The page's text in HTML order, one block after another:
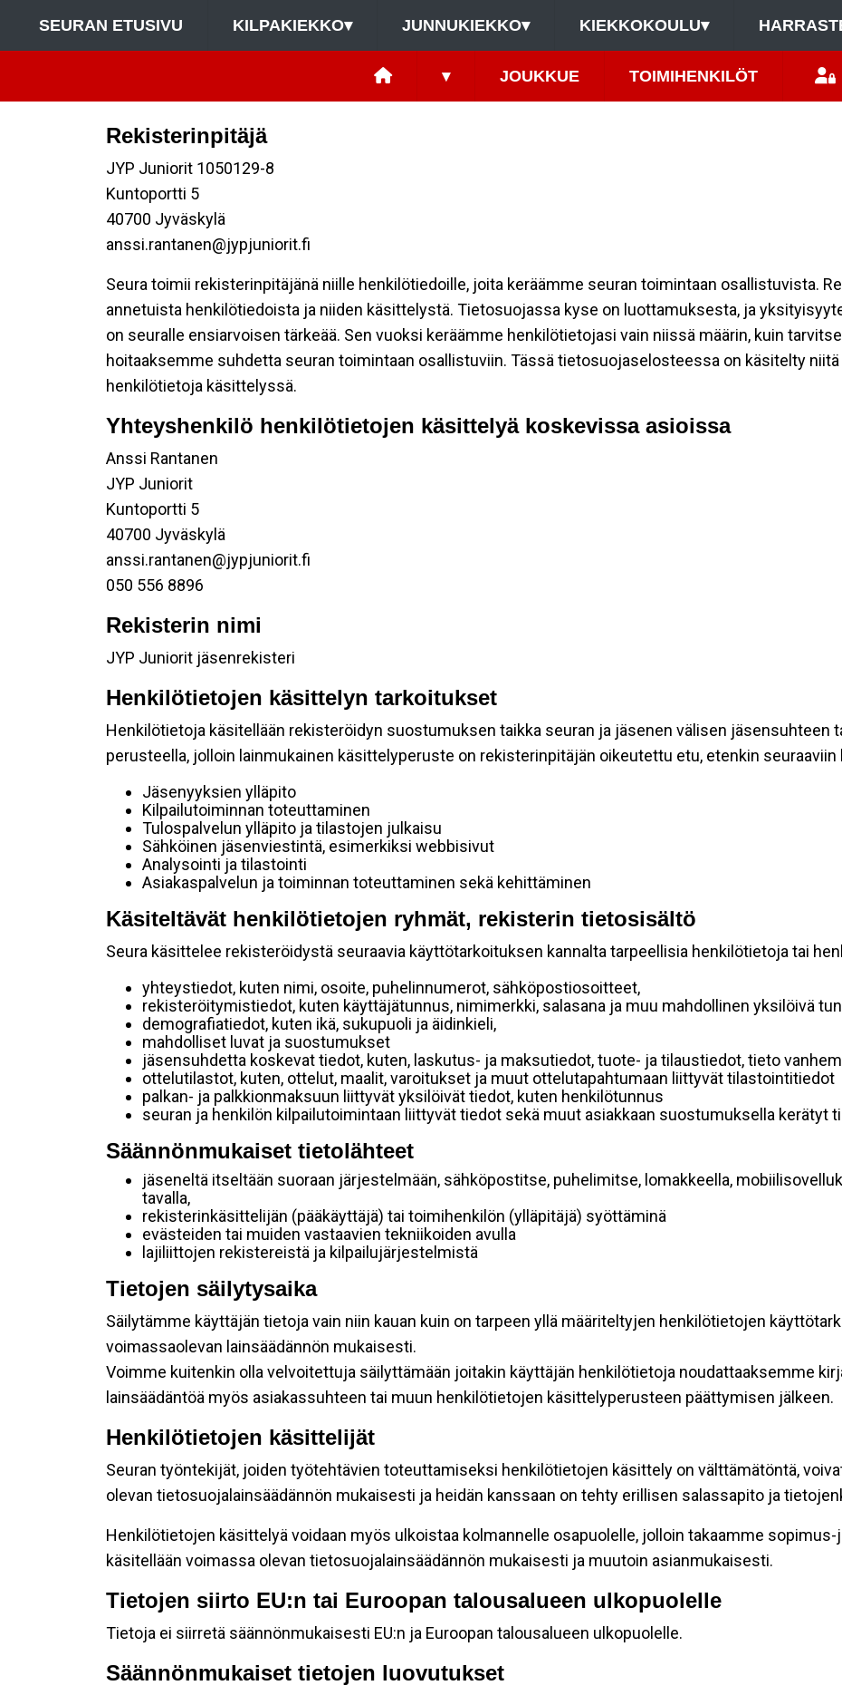
SEURAN ETUSIVU KILPAKIEKKO▾ JUNNUKIEKKO▾ KIEKKOKOULU▾
▾ JOUKKUE TOIMIHENKILÖT
Rekisterinpitäjä
JYP Juniorit 1050129-8
Kuntoportti 5
40700 Jyväskylä
anssi.rantanen@jypjuniorit.fi
Seura toimii rekisterinpitäjänä niille henkilötiedoille, joita keräämme seuran toimintaan osallistuvista.
annetuista henkilötiedoista ja niiden käsittelystä. Tietosuojassa kyse on luottamuksesta, ja
on seuralle ensiarvoisen tärkeää. Sen vuoksi keräämme henkilötietojasi vain niissä määrin, kuin
hoitaaksemme suhdetta seuran toimintaan osallistuviin. Tässä tietosuojaselosteessa on käsitelty
henkilötietoja käsittelyssä.
Yhteyshenkilö henkilötietojen käsittelyä koskevissa asioissa
Anssi Rantanen
JYP Juniorit
Kuntoportti 5
40700 Jyväskylä
anssi.rantanen@jypjuniorit.fi
050 556 8896
Rekisterin nimi
JYP Juniorit jäsenrekisteri
Henkilötietojen käsittelyn tarkoitukset
Henkilötietoja käsitellään rekisteröidyn suostumuksen taikka seuran ja jäsenen välisen jäsensuhteen
perusteella, jolloin lainmukainen käsittelyperuste on rekisterinpitäjän oikeutettu etu, etenkin
Jäsenyyksien ylläpito
Kilpailutoiminnan toteuttaminen
Tulospalvelun ylläpito ja tilastojen julkaisu
Sähköinen jäsenviestintä, esimerkiksi webbisivut
Analysointi ja tilastointi
Asiakaspalvelun ja toiminnan toteuttaminen sekä kehittäminen
Käsiteltävät henkilötietojen ryhmät, rekisterin tietosisältö
Seura käsittelee rekisteröidystä seuraavia käyttötarkoituksen kannalta tarpeellisia henkilötietoja tai
yhteystiedot, kuten nimi, osoite, puhelinnumerot, sähköpostiosoitteet,
rekisteröitymistiedot, kuten käyttäjätunnus, nimimerkki, salasana ja muu mahdollinen yksilöivä
demografiatiedot, kuten ikä, sukupuoli ja äidinkieli,
mahdolliset luvat ja suostumukset
jäsensuhdetta koskevat tiedot, kuten, laskutus- ja maksutiedot, tuote- ja tilaustiedot, tieto
ottelutilastot, kuten, ottelut, maalit, varoitukset ja muut ottelutapahtumaan liittyvät tilastointitiedot
palkan- ja palkkionmaksuun liittyvät yksilöivät tiedot, kuten henkilötunnus
seuran ja henkilön kilpailutoimintaan liittyvät tiedot sekä muut asiakkaan suostumuksella kerätyt
Säännönmukaiset tietolähteet
jäseneltä itseltään suoraan järjestelmään, sähköpostitse, puhelimitse, lomakkeella,
tavalla,
rekisterinkäsittelijän (pääkäyttäjä) tai toimihenkilön (ylläpitäjä) syöttäminä
evästeiden tai muiden vastaavien tekniikoiden avulla
lajiliittojen rekistereistä ja kilpailujärjestelmistä
Tietojen säilytysaika
Säilytämme käyttäjän tietoja vain niin kauan kuin on tarpeen yllä määriteltyjen henkilötietojen
voimassaolevan lainsäädännön mukaisesti.
Voimme kuitenkin olla velvoitettuja säilyttämään joitakin käyttäjän henkilötietoja noudattaaksemme
lainsäädäntöä myös asiakassuhteen tai muun henkilötietojen käsittelyperusteen päättymisen jälkeen.
Henkilötietojen käsittelijät
Seuran työntekijät, joiden työtehtävien toteuttamiseksi henkilötietojen käsittely on välttämätöntä,
olevan tietosuojalainsäädännön mukaisesti ja heidän kanssaan on tehty erillisen salassapito ja
Henkilötietojen käsittelyä voidaan myös ulkoistaa kolmannelle osapuolelle, jolloin takaamme
käsitellään voimassa olevan tietosuojalainsäädännön mukaisesti ja muutoin asianmukaisesti.
Tietojen siirto EU:n tai Euroopan talousalueen ulkopuolelle
Tietoja ei siirretä säännönmukaisesti EU:n ja Euroopan talousalueen ulkopuolelle.
Säännönmukaiset tietojen luovutukset